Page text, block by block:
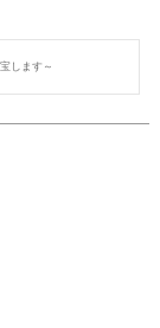
します～